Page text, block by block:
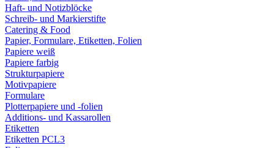
Haft- und Notizblöcke
Schreib- und Markierstifte
Catering & Food
Papier, Formulare, Etiketten, Folien
Papiere weiß
Papiere farbig
Strukturpapiere
Motivpapiere
Formulare
Plotterpapiere und -folien
Additions- und Kassarollen
Etiketten
Etiketten PCL3